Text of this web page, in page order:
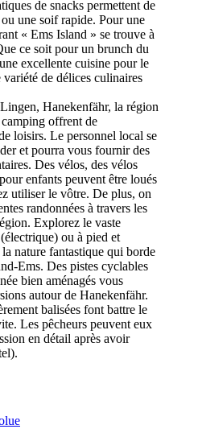
de snacks permettent de
une soif rapide. Pour une
« Ems Island » se trouve à
ce soit pour un brunch du
excellente cuisine pour le
de délices culinaires
Hanekenfähr, la région
offrent de
loisirs. Le personnel local se
et pourra vous fournir des
Des vélos, des vélos
enfants peuvent être loués
utiliser le vôtre. De plus, on
randonnées à travers les
Explorez le vaste
ou à pied et
nature fantastique qui borde
Ems. Des pistes cyclables
bien aménagés vous
autour de Hanekenfähr.
balisées font battre le
Les pêcheurs peuvent eux
en détail après avoir